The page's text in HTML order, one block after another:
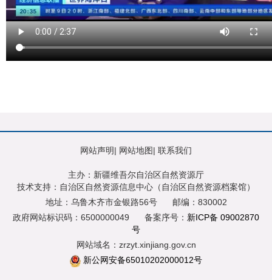
网站声明| 网站地图| 联系我们
主办：新疆维吾尔自治区自然资源厅
技术支持：自治区自然资源信息中心（自治区自然资源档案馆）
地址：乌鲁木齐市金银路56号
邮编：830002
政府网站标识码：6500000049
备案序号： 新ICP备 09002870
号
网站域名：zrzyt.xinjiang.gov.cn
新公网安备65010202000012号